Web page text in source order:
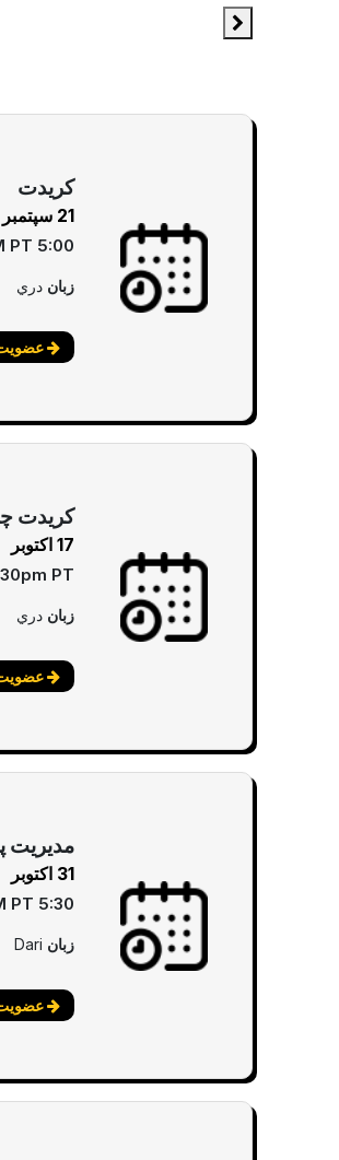
کریدت
21 سپتمبر
5:00 pm EST/4:00 PM CT/3:00 PM MT/2:00 PM PT
زبان دري
عضویت
کریدت
17 اکتوبر
PT
زبان دري
عضویت
مدیریت
31 اکتوبر
5:30 pm EST/4:30 PM CT/3:30 PM MT/2:30 PM PT
زبان
عضویت